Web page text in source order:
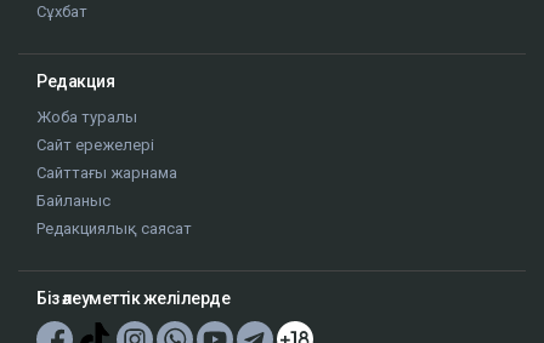
Сұхбат
Редакция
Жоба туралы
Сайт ережелері
Сайттағы жарнама
Байланыс
Редакциялық саясат
Біз әлеуметтік желілерде